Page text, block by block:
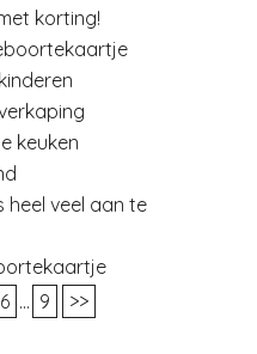
korting!
keuken
heel veel aan te
6 ... 9 >>